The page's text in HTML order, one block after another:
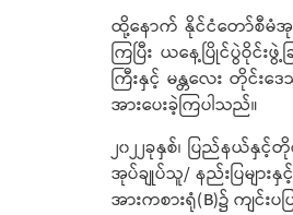
ထို့နောက် နိုင်ငံတော်စီမံအုပ်
ကြပြီး ယနေ့ပြိုင်ပွဲဝိုင်း
ကြီးနှင့် မန္တလေး တိုင်းဒ
အားပေးခဲ့ကြပါသည်။
၂၀၂၂ခုနှစ်၊ ပြည်နယ်နှင့်
အုပ်ချုပ်သူ/ နည်းပြများ
အားကစားရုံ(B)၌ ကျင်